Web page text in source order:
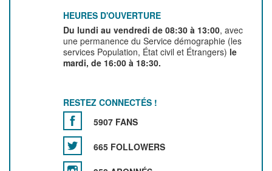
HEURES D'OUVERTURE
Du lundi au vendredi de 08:30 à 13:00, avec
une permanence du Service démographie (les
services Population, État civil et Étrangers) le
mardi, de 16:00 à 18:30.
RESTEZ CONNECTÉS !
5907 FANS
665 FOLLOWERS